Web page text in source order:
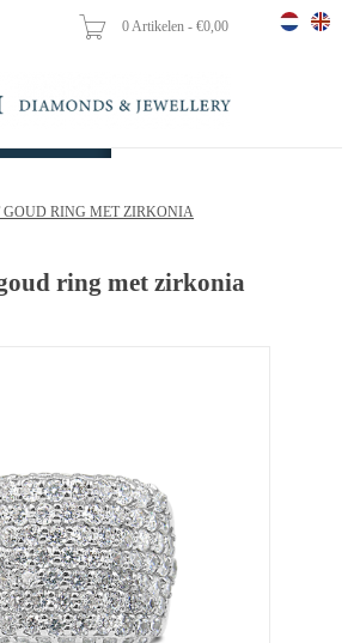
0 Artikelen - €0,00
RING MET ZIRKONIA
ring met zirkonia